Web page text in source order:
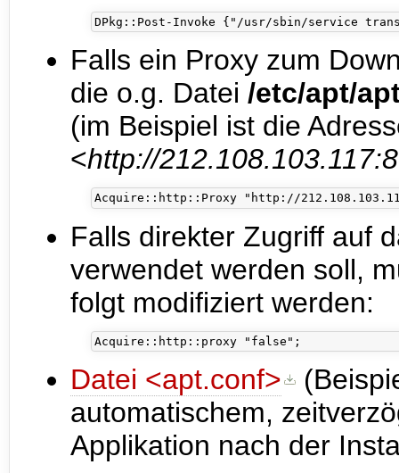
Falls ein Proxy zum
die o.g. Datei /etc/apt/
(im Beispiel ist die
<http://
Falls direkter Zugriff auf
verwendet werden soll,
folgt modifiziert werden:
Datei <apt.conf>
automatischem,
Applikation nach der